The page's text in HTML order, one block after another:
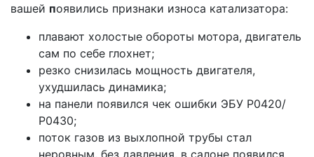
вашей появились признаки износа катализатора:
плавают холостые обороты мотора, двигатель
сам по себе глохнет;
резко снизилась мощность двигателя,
ухудшилась динамика;
на панели появился чек ошибки ЭБУ Р0420/
Р0430;
поток газов из выхлопной трубы стал